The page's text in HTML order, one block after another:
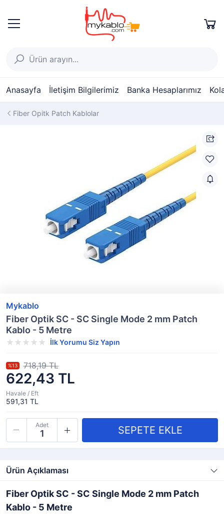
Anasayfa İletişim Bilgilerimiz Banka Hesaplarımız
Fiber Opitk Patch Kablolar
Mykablo
Fiber Optik SC - SC Single Mode 2 mm Patch
Kablo - 5 Metre
İlk Yorumu Siz Yapın
622,43 TL
%13 718,19 TL
Havale / Eft
591,31 TL
Adet
Ürün Açıklaması
Fiber Optik SC - SC Single Mode 2 mm Patch
Kablo - 5 Metre